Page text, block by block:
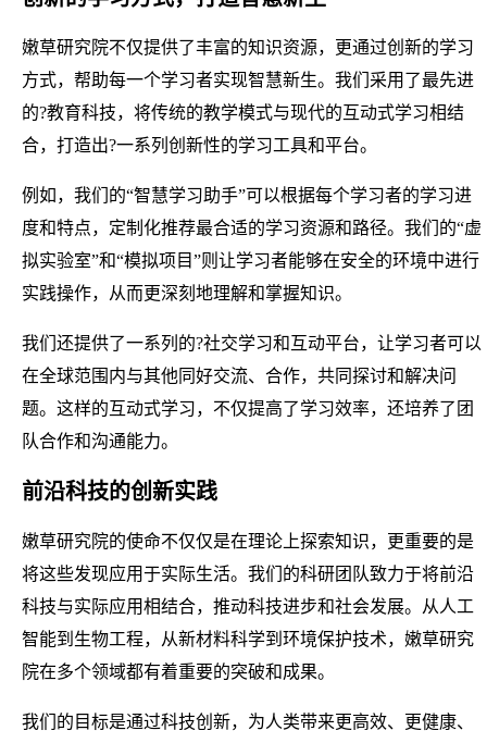
嫩草研究院不仅提供了丰富的知识资源，更通过创新的学习
方式，帮助每一个学习者实现智慧新生。我们采用了最先进
的?教育科技，将传统的教学模式与现代的互动式学习相结
合，打造出?一系列创新性的学习工具和平台。
例如，我们的“智慧学习助手”可以根据每个学习者的学习进
度和特点，定制化推荐最合适的学习资源和路径。我们的“虚
拟实验室”和“模拟项目”则让学习者能够在安全的环境中进行
实践操作，从而更深刻地理解和掌握知识。
我们还提供了一系列的?社交学习和互动平台，让学习者可以
在全球范围内与其他同好交流、合作，共同探讨和解决问
题。这样的互动式学习，不仅提高了学习效率，还培养了团
队合作和沟通能力。
前沿科技的创新实践
嫩草研究院的使命不仅仅是在理论上探索知识，更重要的是
将这些发现应用于实际生活。我们的科研团队致力于将前沿
科技与实际应用相结合，推动科技进步和社会发展。从人工
智能到生物工程，从新材料科学到环境保护技术，嫩草研究
院在多个领域都有着重要的突破和成果。
我们的目标是通过科技创新，为人类带来更高效、更健康、